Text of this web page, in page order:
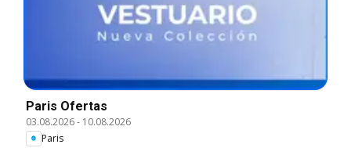
Paris Ofertas
03.08.2026- 10.08.2026
Paris